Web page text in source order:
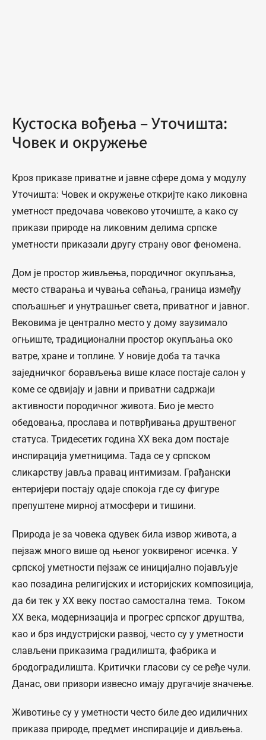
Кустоска вођења – Уточишта:
Човек и окружење
Кроз приказе приватне и јавне сфере дома у модулу
Уточишта: Човек и окружење откријте како ликовна
уметност предочава човеково уточиште, а како су
прикази природе на ликовним делима српске
уметности приказали другу страну овог феномена.
Дом је простор живљења, породичног окупљања,
место стварања и чувања сећања, граница између
спољашњег и унутрашњег света, приватног и јавног.
Вековима је централно место у дому заузимало
огњиште, традиционални простор окупљања око
ватре, хране и топлине. У новије доба та тачка
заједничког борављења више класе постаје салон у
коме се одвијају и јавни и приватни садржаји
активности породичног живота. Био је место
обедовања, прослава и потврђивања друштвеног
статуса. Тридесетих година XX века дом постаје
инспирација уметницима. Тада се у српском
сликарству јавља правац интимизам. Грађански
ентеријери постају одаје спокоја где су фигуре
препуштене мирној атмосфери и тишини.
Природа је за човека одувек била извор живота, а
пејзаж много више од њеног уоквиреног исечка. У
српској уметности пејзаж се иницијално појављује
као позадина религијских и историјских композиција,
да би тек у XX веку постао самостална тема. Током
XX века, модернизација и прогрес српског друштва,
као и брз индустријски развој, често су у уметности
слављени приказима градилишта, фабрика и
бродоградилишта. Критички гласови су се ређе чули.
Данас, ови призори извесно имају другачије значење.
Животиње су у уметности често биле део идиличних
приказа природе, предмет инспирације и дивљења.